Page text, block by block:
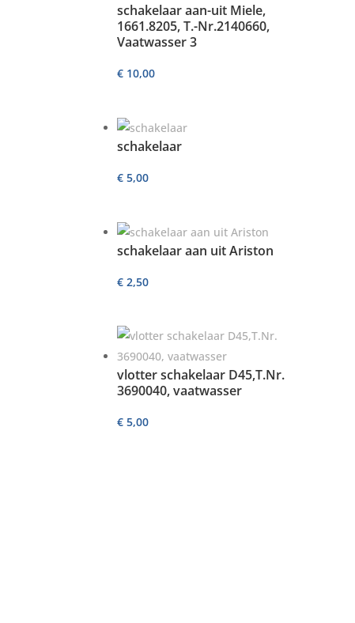
schakelaar aan-uit Miele,
1661.8205, T.-Nr.2140660,
Vaatwasser 3
€ 10,00
schakelaar
€ 5,00
schakelaar aan uit Ariston
€ 2,50
vlotter schakelaar D45,T.Nr.
3690040, vaatwasser
€ 5,00